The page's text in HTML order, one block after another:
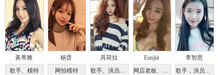
黃蒂雅
歌手、模特
杨晋
网拍模特
具荷拉
歌手、演员、模特、主持人
Eunjiii
网店老板、网拍模特
李智恩
歌手，演员，主持人